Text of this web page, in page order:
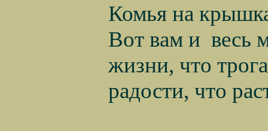
Комья на
Вот вам и весь
жизни, что
радости, что